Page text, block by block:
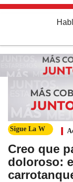
Sigue La W
Creo que
doloroso: